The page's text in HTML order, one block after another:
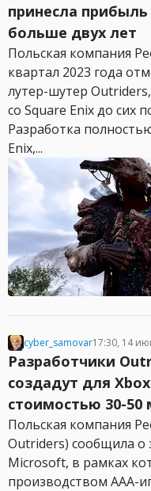
принесла
больше двух лет
Польская компания
квартал 2023 года
лутер-шутер
со Square Enix до сих
Разработка
Enix,...
cyber_samovar17:30, 14
Разработчики
создадут для
стоимостью 30-50
Польская компания
Outriders) сообщила о
Microsoft, в рамках
производством AAA-